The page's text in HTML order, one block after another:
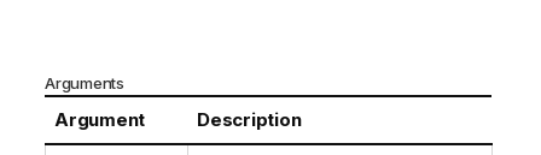
Arguments
Argument Description